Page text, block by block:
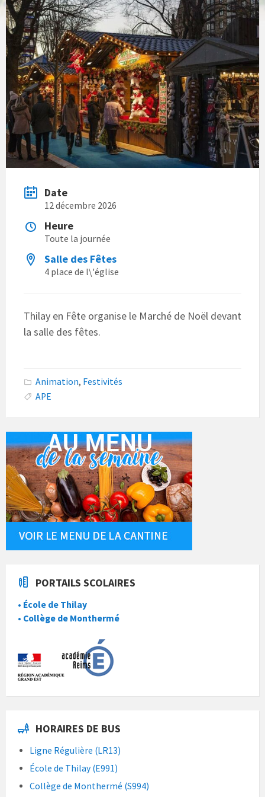
Date
12 décembre 2026
Heure
Toute la journée
Salle des Fêtes
4 place de l\'église
Thilay en Fête organise le Marché de Noël devant
la salle des fêtes.
Animation, Festivités
APE
PORTAILS SCOLAIRES
• École de Thilay
• Collège de Monthermé
HORAIRES DE BUS
Ligne Régulière (LR13)
École de Thilay (E991)
Collège de Monthermé (S994)